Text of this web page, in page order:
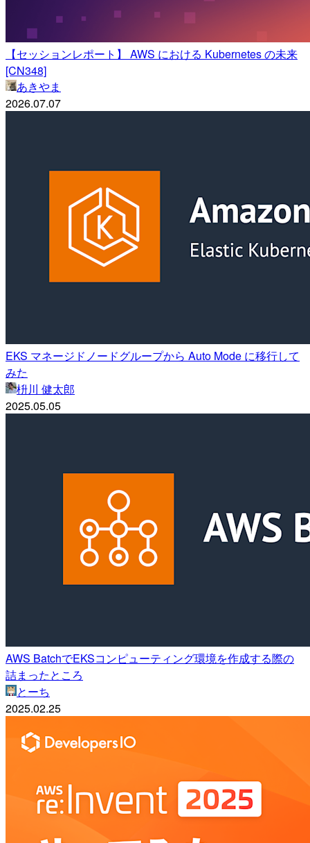
【セッションレポート】 AWS における Kubernetes の未来
[CN348]
あきやま
2026.07.07
EKS マネージドノードグループから Auto Mode に移行して
みた
枡川 健太郎
2025.05.05
AWS BatchでEKSコンピューティング環境を作成する際の
詰まったところ
とーち
2025.02.25